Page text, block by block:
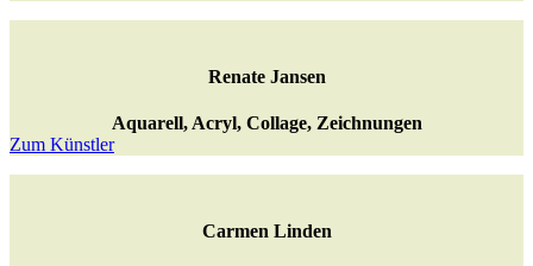
Renate Jansen
Aquarell, Acryl, Collage, Zeichnungen
Zum Künstler
Carmen Linden